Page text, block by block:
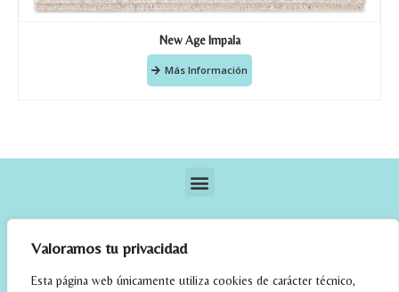
Valoramos tu privacidad
Esta página web únicamente utiliza cookies de carácter técnico,
New Age Impala
Más Información